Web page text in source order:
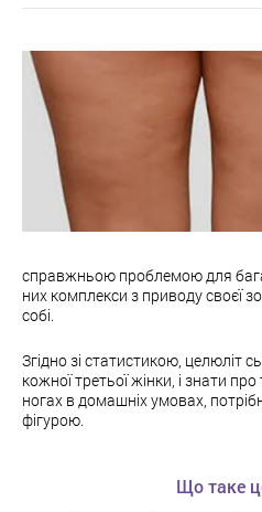
справжньою проблемою для
них комплекси з приводу своєї
собі.
Згідно зі статистикою, целюліт
кожної третьої жінки, і знати
ногах в домашніх умовах,
фігурою.
Що таке